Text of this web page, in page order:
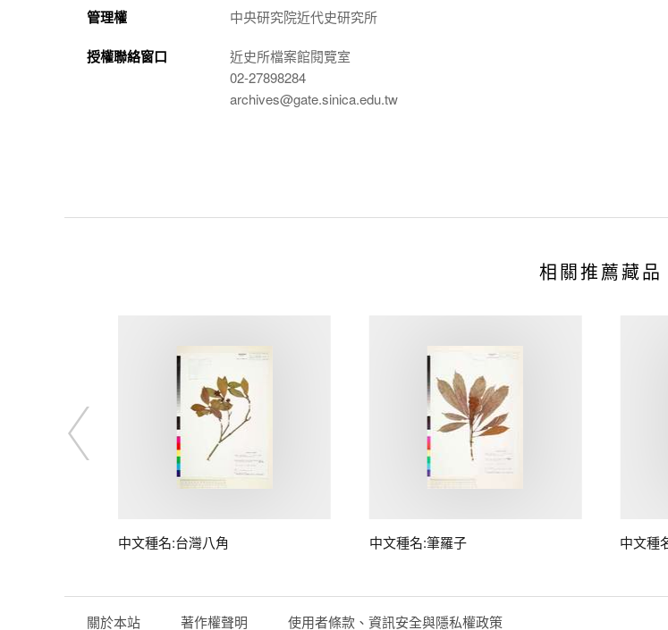
管理權 中央研究院近代史研究所
授權聯絡窗口
近史所檔案館閱覽室
02-27898284
archives@gate.sinica.edu.tw
相關推薦藏品
中文種名:台灣八角 中文種名:筆羅子 中文種
關於本站 著作權聲明 使用者條款、資訊安全與隱私權政策